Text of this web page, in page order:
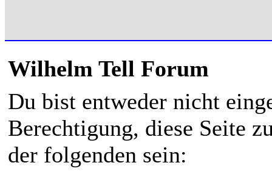
Wilhelm Tell Forum
Du bist entweder nicht
Berechtigung, diese Seite
der folgenden sein: